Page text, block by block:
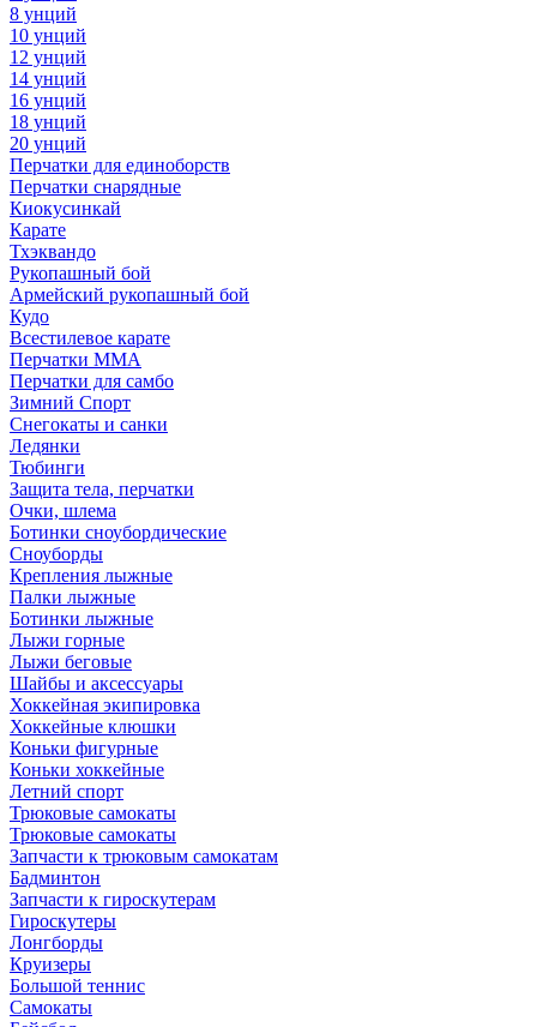
8 унций
10 унций
12 унций
14 унций
16 унций
18 унций
20 унций
Перчатки для единоборств
Перчатки снарядные
Киокусинкай
Карате
Тхэквандо
Рукопашный бой
Армейский рукопашный бой
Кудо
Всестилевое карате
Перчатки MMA
Перчатки для самбо
Зимний Спорт
Снегокаты и санки
Ледянки
Тюбинги
Защита тела, перчатки
Очки, шлема
Ботинки сноубордические
Сноуборды
Крепления лыжные
Палки лыжные
Ботинки лыжные
Лыжи горные
Лыжи беговые
Шайбы и аксессуары
Хоккейная экипировка
Хоккейные клюшки
Коньки фигурные
Коньки хоккейные
Летний спорт
Трюковые самокаты
Трюковые самокаты
Запчасти к трюковым самокатам
Бадминтон
Запчасти к гироскутерам
Гироскутеры
Лонгборды
Круизеры
Большой теннис
Самокаты